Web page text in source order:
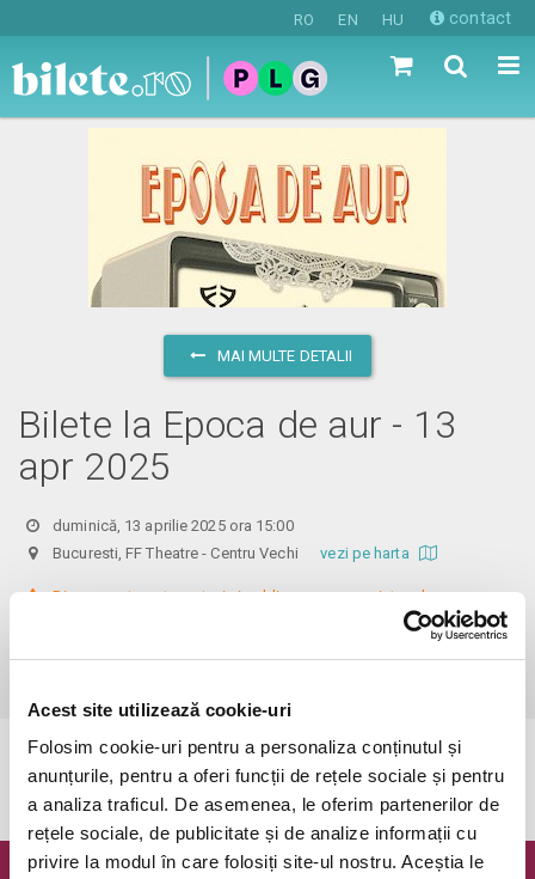
Acest site utilizează cookie-uri
Folosim cookie-uri pentru a personaliza conținutul și
anunțurile, pentru a oferi funcții de rețele sociale și pentru
a analiza traficul. De asemenea, le oferim partenerilor de
rețele sociale, de publicitate și de analize informații cu
privire la modul în care folosiți site-ul nostru. Aceștia le
RO EN HU contact
MAI MULTE DETALII
Bilete la Epoca de aur - 13
apr 2025
duminică, 13 aprilie 2025 ora 15:00
Bucuresti, FF Theatre - Centru Vechivezi pe harta
Din respect pentru actori si public avem rugamintea de a va
prezenta cu cel putin 30 de minute inainte de inceperea spectacolului.
Evenimentul a expirat.